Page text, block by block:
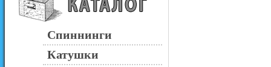
Спиннинги
Катушки